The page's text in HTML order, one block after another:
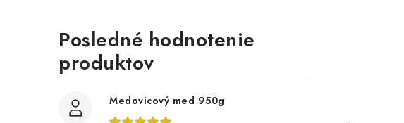
Posledné hodnotenie
produktov
Medovicový med 950g